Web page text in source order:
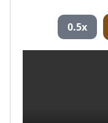
0.5x